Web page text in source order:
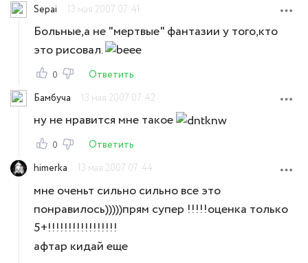
Sepai
13 мая 2007 07:41
Больные,а не "мертвые" фантазии у того,кто
это рисовал.
0
Ответить
Бамбуча
13 мая 2007 07:42
ну не нравится мне такое
0
Ответить
himerka
13 мая 2007 07:44
мне оченьт сильно сильно все это
понравилось)))))прям супер !!!!!оценка только
5+!!!!!!!!!!!!!!!!!
афтар кидай еще